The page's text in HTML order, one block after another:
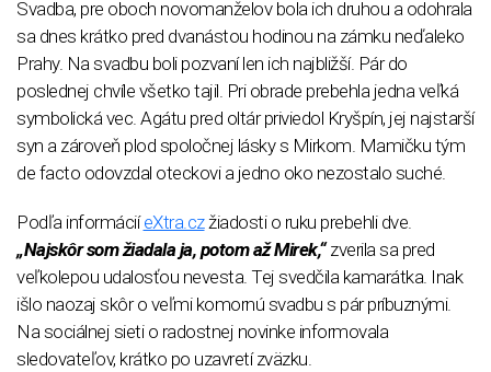
Svadba, pre oboch novomanželov bola ich druhou a odohrala
sa dnes krátko pred dvanástou hodinou na zámku neďaleko
Prahy. Na svadbu boli pozvaní len ich najbližší. Pár do
poslednej chvíle všetko tajil. Pri obrade prebehla jedna veľká
symbolická vec. Agátu pred oltár priviedol Kryšpín, jej najstarší
syn a zároveň plod spoločnej lásky s Mirkom. Mamičku tým
de facto odovzdal oteckovi a jedno oko nezostalo suché.
Podľa informáciíeXtra.czžiadosti o ruku prebehli dve.
„Najskôr som žiadala ja, potom až Mirek,“zverila sa pred
veľkolepou udalosťou nevesta. Tej svedčila kamarátka. Inak
išlo naozaj skôr o veľmi komornú svadbu s pár príbuznými.
Na sociálnej sieti o radostnej novinke informovala
sledovateľov, krátko po uzavretí zväzku.